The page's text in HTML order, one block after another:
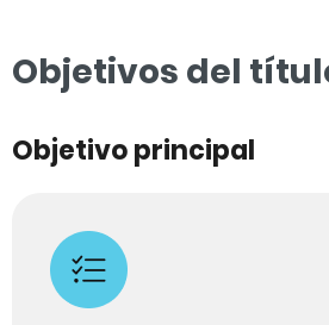
Objetivos del
Objetivo principal